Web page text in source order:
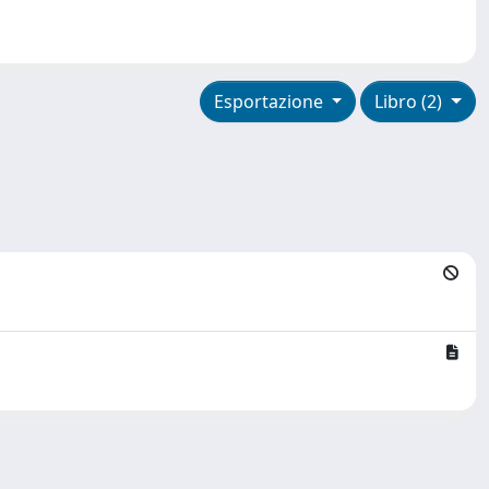
Libro (2)
Esportazione